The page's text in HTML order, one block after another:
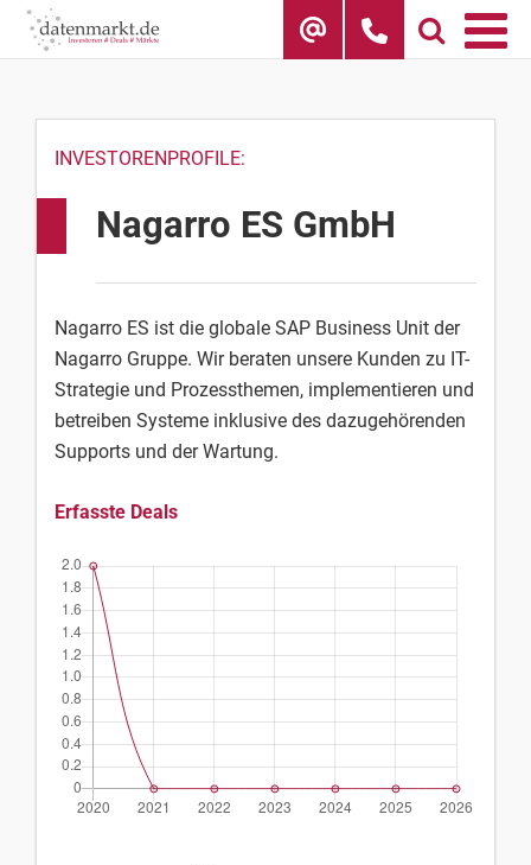
Skip
INVESTORENPROFILE:
Nagarro ES GmbH
Nagarro ES ist die globale SAP Business Unit der
Nagarro Gruppe. Wir beraten unsere Kunden zu IT-
Strategie und Prozessthemen, implementieren und
betreiben Systeme inklusive des dazugehörenden
Supports und der Wartung.
Erfasste Deals